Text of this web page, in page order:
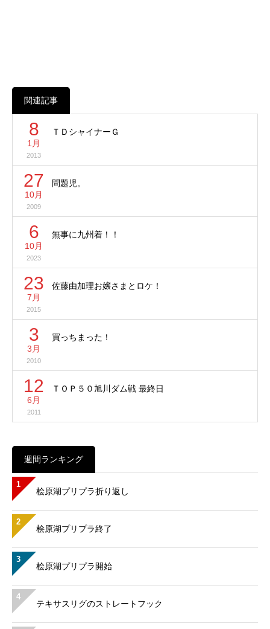
関連記事
8
1月
2013
ＴＤシャイナーＧ
27
10月
2009
問題児。
6
10月
2023
無事に九州着！！
23
7月
2015
佐藤由加理お嬢さまとロケ！
3
3月
2010
買っちまった！
12
6月
2011
ＴＯＰ５０旭川ダム戦 最終日
週間ランキング
1
桧原湖プリプラ折り返し
2
桧原湖プリプラ終了
3
桧原湖プリプラ開始
4
テキサスリグのストレートフック